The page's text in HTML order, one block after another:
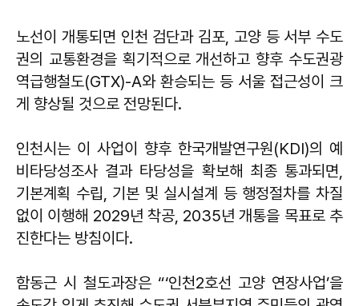
노선이 개통되면 인천 검단과 김포, 고양 등 서부 수도
권의 교통환경을 획기적으로 개선하고 향후 수도권광
역급행철도(GTX)-A와 환승되는 등 서울 접근성이 크
게 향상될 것으로 전망된다.
인천시는 이 사업이 향후 한국개발연구원(KDI)의 예
비타당성조사 결과 타당성을 확보해 최종 통과되면,
기본계획 수립, 기본 및 실시설계 등 행정절차를 차질
없이 이행해 2029년 착공, 2035년 개통을 목표로 추
진한다는 방침이다.
함동근 시 철도과장은 “‘인천2호선 고양 연장사업’을